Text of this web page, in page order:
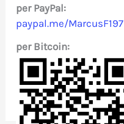
c
h
:
per PayPal:
paypal.me/MarcusF197
per Bitcoin: